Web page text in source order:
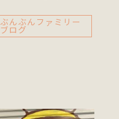
ぶんぶんファミリー
ブログ